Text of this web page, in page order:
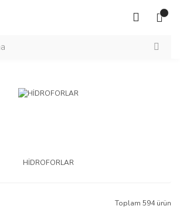
HİDROFORLAR
Toplam 594 ürün